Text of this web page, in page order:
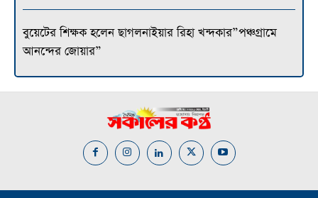
বুয়েটের শিক্ষক হলেন ছাগলনাইয়ার রিহা খন্দকার”পঞ্চগ্রামে
আনন্দের জোয়ার”